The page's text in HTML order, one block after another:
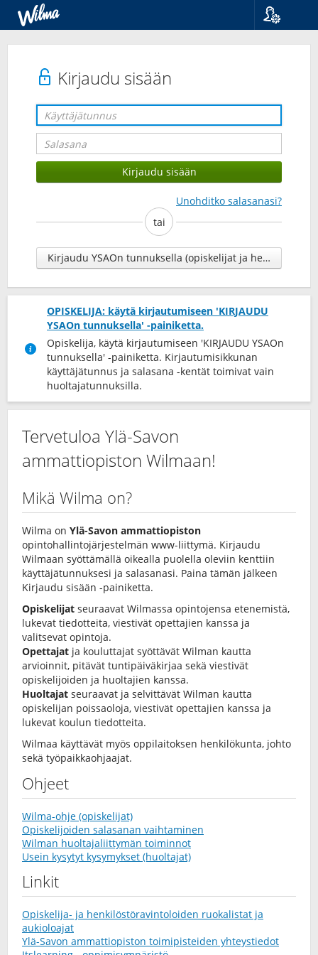
Kirjaudu sisään
Unohditko salasanasi?
tai
Kirjaudu YSAOn tunnuksella (opiskelijat ja henkilökunta)
OPISKELIJA: käytä kirjautumiseen 'KIRJAUDU
YSAOn tunnuksella' -painiketta.
Opiskelija, käytä kirjautumiseen 'KIRJAUDU YSAOn
tunnuksella' -painiketta. Kirjautumisikkunan
käyttäjätunnus ja salasana -kentät toimivat vain
huoltajatunnuksilla.
Tervetuloa Ylä-Savon
ammattiopiston Wilmaan!
Mikä Wilma on?
Wilma on Ylä-Savon ammattiopiston
opintohallintojärjestelmän www-liittymä. Kirjaudu
Wilmaan syöttämällä oikealla puolella oleviin kenttiin
käyttäjätunnuksesi ja salasanasi. Paina tämän jälkeen
Kirjaudu sisään -painiketta.
Opiskelijat seuraavat Wilmassa opintojensa etenemistä,
lukevat tiedotteita, viestivät opettajien kanssa ja
valitsevat opintoja.
Opettajat ja kouluttajat syöttävät Wilman kautta
arvioinnit, pitävät tuntipäiväkirjaa sekä viestivät
opiskelijoiden ja huoltajien kanssa.
Huoltajat seuraavat ja selvittävät Wilman kautta
opiskelijan poissaoloja, viestivät opettajien kanssa ja
lukevat koulun tiedotteita.
Wilmaa käyttävät myös oppilaitoksen henkilökunta, johto
sekä työpaikkaohjaajat.
Ohjeet
Wilma-ohje (opiskelijat)
Opiskelijoiden salasanan vaihtaminen
Wilman huoltajaliittymän toiminnot
Usein kysytyt kysymykset (huoltajat)
Linkit
Opiskelija- ja henkilöstöravintoloiden ruokalistat ja
aukioloajat
Ylä-Savon ammattiopiston toimipisteiden yhteystiedot